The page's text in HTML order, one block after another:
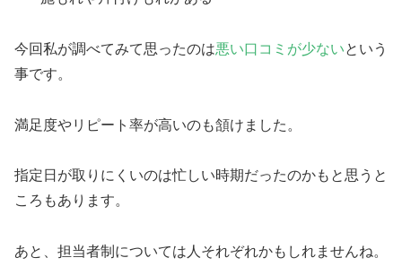
今回私が調べてみて思ったのは悪い口コミが少ないという
事です。
満足度やリピート率が高いのも頷けました。
指定日が取りにくいのは忙しい時期だったのかもと思うと
ころもあります。
あと、担当者制については人それぞれかもしれませんね。